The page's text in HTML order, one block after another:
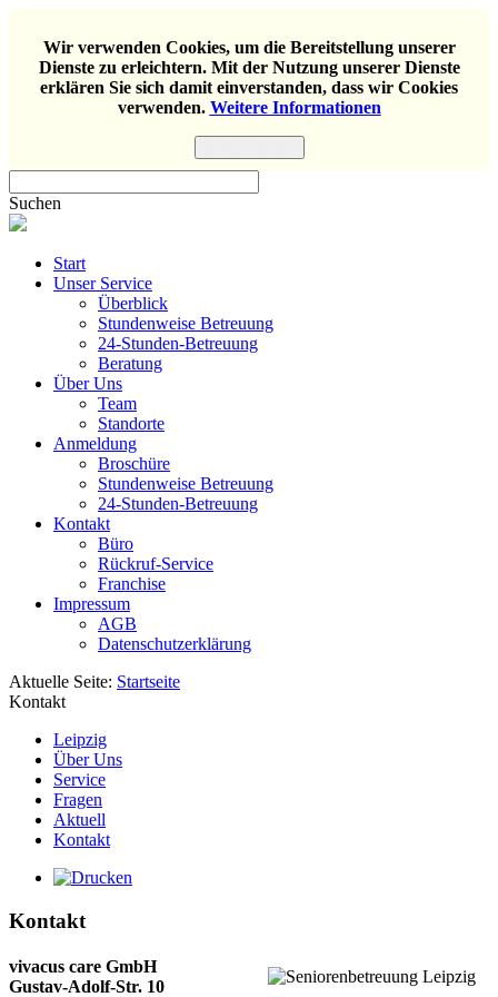
Wir verwenden Cookies, um die Bereitstellung unserer
Dienste zu erleichtern. Mit der Nutzung unserer Dienste
erklären Sie sich damit einverstanden, dass wir Cookies
verwenden. Weitere Informationen
Suchen
Start
Unser Service
Überblick
Stundenweise Betreuung
24-Stunden-Betreuung
Beratung
Über Uns
Team
Standorte
Anmeldung
Broschüre
Stundenweise Betreuung
24-Stunden-Betreuung
Kontakt
Büro
Rückruf-Service
Franchise
Impressum
AGB
Datenschutzerklärung
Aktuelle Seite: Startseite
Kontakt
Leipzig
Über Uns
Service
Fragen
Aktuell
Kontakt
Kontakt
vivacus care GmbH
Gustav-Adolf-Str. 10